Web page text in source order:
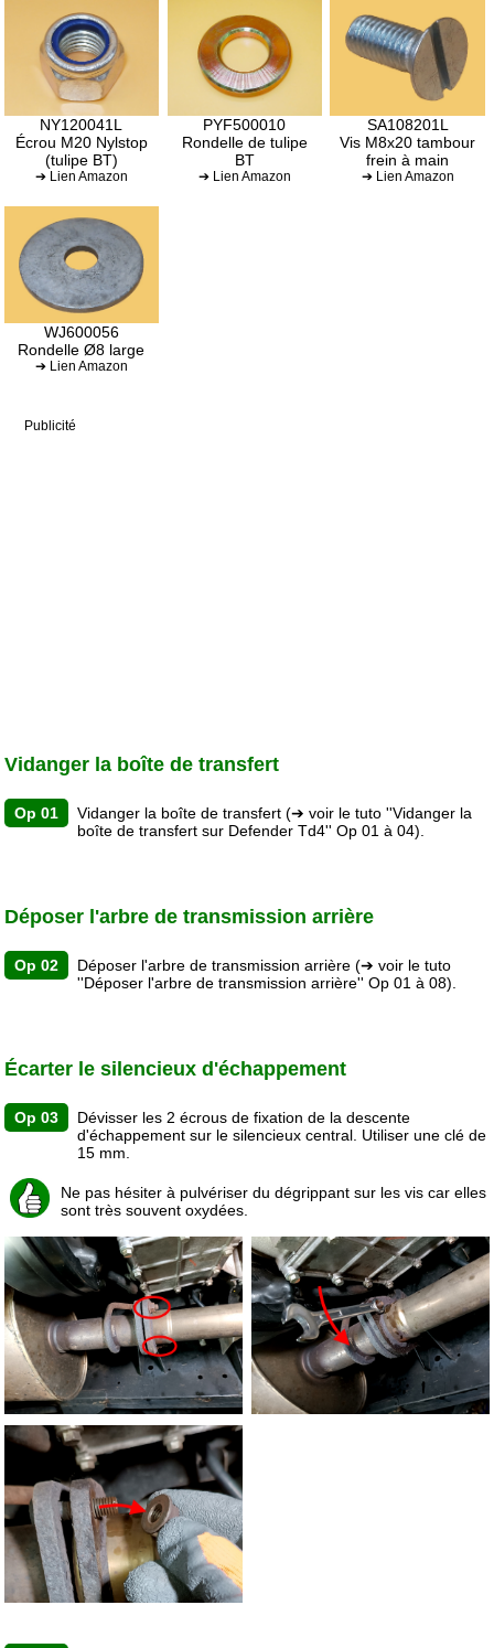
NY120041L
Écrou M20 Nylstop
(tulipe BT)
➔ Lien Amazon
PYF500010
Rondelle de tulipe
BT
➔ Lien Amazon
SA108201L
Vis M8x20 tambour
frein à main
➔ Lien Amazon
WJ600056
Rondelle Ø8 large
➔ Lien Amazon
Publicité
Vidanger la boîte de transfert
Op 01 Vidanger la boîte de transfert(➔ voir le tuto ''Vidanger la
boîte de transfert sur Defender Td4'' Op 01 à 04).
Déposer l'arbre de transmission arrière
Op 02 Déposer l'arbre de transmission arrière(➔ voir le tuto
''Déposer l'arbre de transmission arrière'' Op 01 à 08).
Écarter le silencieux d'échappement
Op 03
Dévisser les 2 écrous de fixation de la descente
d'échappement sur le silencieux central. Utiliser une clé de
15 mm.
Ne pas hésiter à pulvériser du dégrippant sur les vis car elles
sont très souvent oxydées.